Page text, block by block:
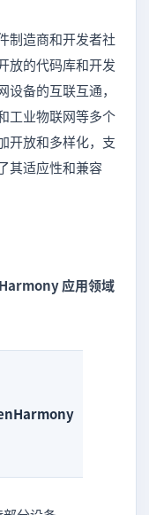
制造商和开发者社
放的代码库和开发
备的互联互通，
工业物联网等多个
开放和多样化，支
其适应性和兼容
应用领域